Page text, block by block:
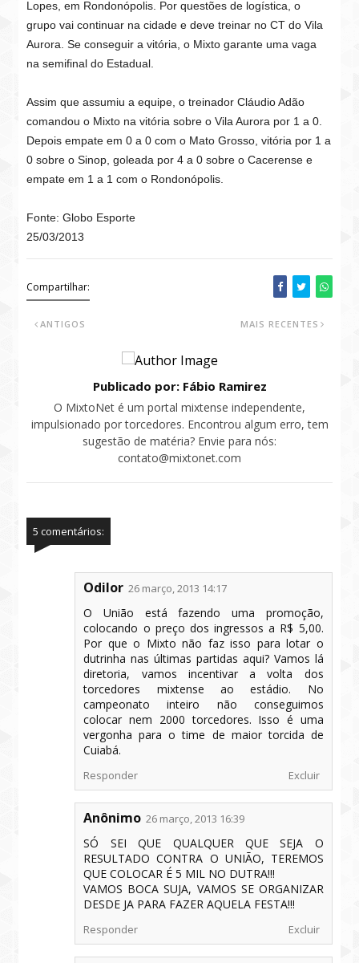
Lopes, em Rondonópolis. Por questões de logística, o
grupo vai continuar na cidade e deve treinar no CT do Vila
Aurora. Se conseguir a vitória, o Mixto garante uma vaga
na semifinal do Estadual.
Assim que assumiu a equipe, o treinador Cláudio Adão
comandou o Mixto na vitória sobre o Vila Aurora por 1 a 0.
Depois empate em 0 a 0 com o Mato Grosso, vitória por 1 a
0 sobre o Sinop, goleada por 4 a 0 sobre o Cacerense e
empate em 1 a 1 com o Rondonópolis.
Fonte: Globo Esporte
25/03/2013
Compartilhar:
MAIS RECENTES
ANTIGOS
Publicado por: Fábio Ramirez
O MixtoNet é um portal mixtense independente,
impulsionado por torcedores. Encontrou algum erro, tem
sugestão de matéria? Envie para nós:
contato@mixtonet.com
5 comentários:
Odilor 26 março, 2013 14:17
O União está fazendo uma promoção,
colocando o preço dos ingressos a R$ 5,00.
Por que o Mixto não faz isso para lotar o
dutrinha nas últimas partidas aqui? Vamos lá
diretoria, vamos incentivar a volta dos
torcedores mixtense ao estádio. No
campeonato inteiro não conseguimos
colocar nem 2000 torcedores. Isso é uma
vergonha para o time de maior torcida de
Cuiabá.
Responder Excluir
Anônimo 26 março, 2013 16:39
SÓ SEI QUE QUALQUER QUE SEJA O
RESULTADO CONTRA O UNIÃO, TEREMOS
QUE COLOCAR É 5 MIL NO DUTRA!!!
VAMOS BOCA SUJA, VAMOS SE ORGANIZAR
DESDE JA PARA FAZER AQUELA FESTA!!!
Responder Excluir